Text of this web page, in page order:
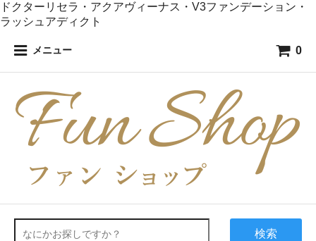
ドクターリセラ・アクアヴィーナス・V3ファンデーション・
ラッシュアディクト
メニュー 0
検索